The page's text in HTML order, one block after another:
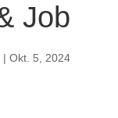
Job
| Okt. 5, 2024